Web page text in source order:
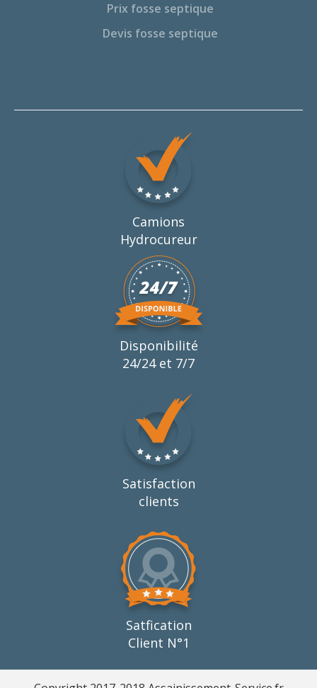
Prix fosse septique
Devis fosse septique
Camions
Hydrocureur
Disponibilité
24/24 et 7/7
Satisfaction
clients
Satfication
Client N°1